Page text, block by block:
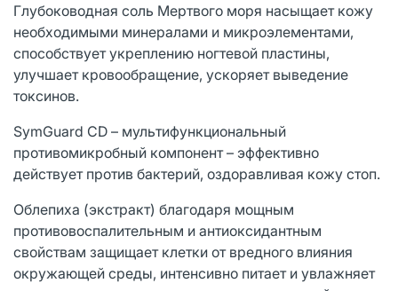
Глубоководная соль Мертвого моря насыщает кожу
необходимыми минералами и микроэлементами,
способствует укреплению ногтевой пластины,
улучшает кровообращение, ускоряет выведение
токсинов.
SymGuard CD – мультифункциональный
противомикробный компонент – эффективно
действует против бактерий, оздоравливая кожу стоп.
Облепиха (экстракт) благодаря мощным
противовоспалительным и антиоксидантным
свойствам защищает клетки от вредного влияния
окружающей среды, интенсивно питает и увлажняет